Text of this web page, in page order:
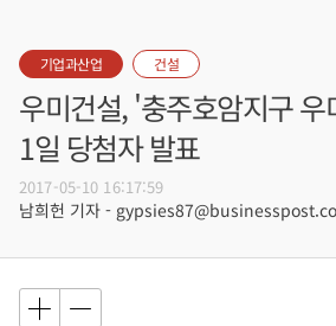
기업과산업 건설
우미건설, '충주호암지구
1일 당첨자 발표
2017-05-10 16:17:59
남희헌 기자 -